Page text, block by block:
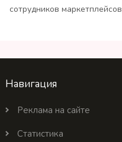
сотрудников маркетплейсов
Навигация
Реклама на сайте
Статистика